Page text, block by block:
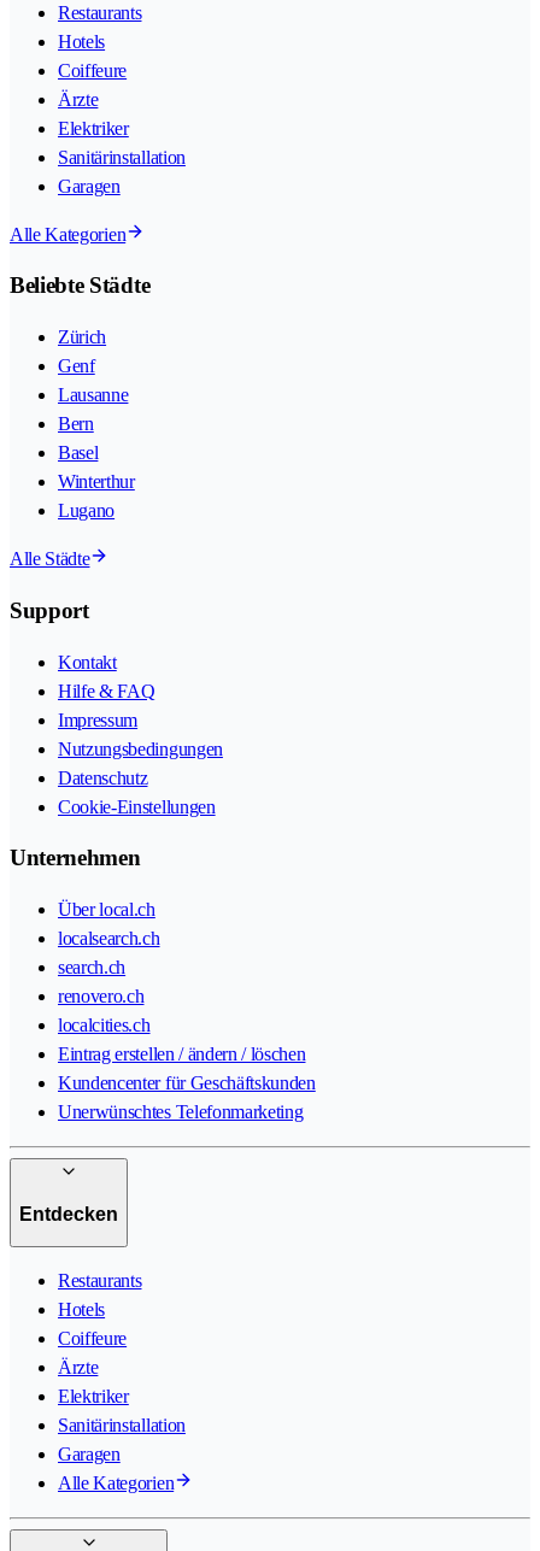
Restaurants
Hotels
Coiffeure
Ärzte
Elektriker
Sanitärinstallation
Garagen
Alle Kategorien
Beliebte Städte
Zürich
Genf
Lausanne
Bern
Basel
Winterthur
Lugano
Alle Städte
Support
Kontakt
Hilfe & FAQ
Impressum
Nutzungsbedingungen
Datenschutz
Cookie-Einstellungen
Unternehmen
Über local.ch
localsearch.ch
search.ch
renovero.ch
localcities.ch
Eintrag erstellen / ändern / löschen
Kundencenter für Geschäftskunden
Unerwünschtes Telefonmarketing
Entdecken
Restaurants
Hotels
Coiffeure
Ärzte
Elektriker
Sanitärinstallation
Garagen
Alle Kategorien